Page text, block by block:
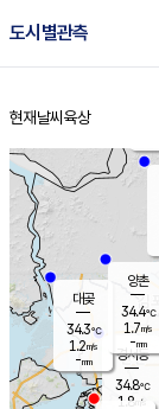
도시별관측
홈
현재날씨 육상
경서동
34.8℃
1.8 m/s
대곶
34.3℃
1.2m/s
-mm
양촌
34.4℃
1.7m/s
-mm